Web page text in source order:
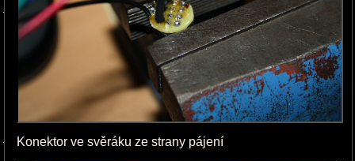
Konektor ve svěráku ze strany pájení